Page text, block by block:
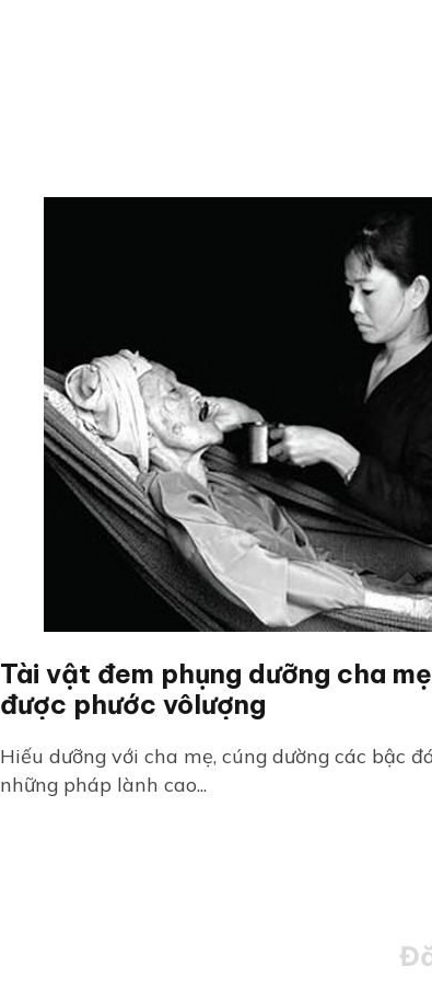
Tài vật đem phụng dưỡng cha
được phước vôlượng
Hiếu dưỡng với cha mẹ, cúng dường các bậc
những pháp lành cao...